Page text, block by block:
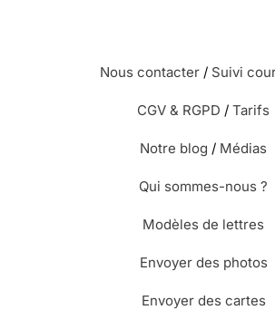
Nous contacter / Suivi
CGV & RGPD / Tarifs
Notre blog / Médias
Qui sommes-nous ?
Modèles de lettres
Envoyer des photos
Envoyer des cartes